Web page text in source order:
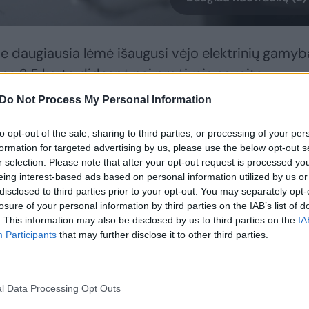
Do Not Process My Personal Information
opt-out of the sale, sharing to third parties, or processing of your
for targeted advertising by us, please use the below opt-out
selection. Please note that after your opt-out request is processed
interest-based ads based on personal information utilized by us
to third parties prior to your opt-out. You may separately
of your personal information by third parties on the IAB’s list of
This information may also be disclosed by us to third parties on the
Participants that may further disclose it to other third parties.
Data Processing Opt Outs
daugiausia lėmė išaugusi vėjo elektrinių
2,5 karto didesnė nei praėjusią savaitę.
palyginti su praėjusia savaite, išaugo
gamyba tik 18 proc.“ – pranešime
departamento vadovas Marius
Pool“ regione mažėjo ir siekė 7 153 GWh,
iki 7 813 GWh.